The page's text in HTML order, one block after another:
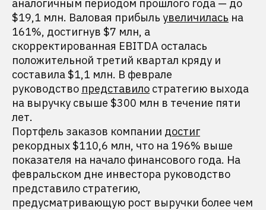
аналогичным периодом прошлого года — до
$19,1 млн. Валовая прибыль увеличилась на
161%, достигнув $7 млн, а
скорректированная EBITDA осталась
положительной третий квартал кряду и
составила $1,1 млн. В феврале
руководство представило стратегию выхода
на выручку свыше $300 млн в течение пяти
лет.
Портфель заказов компании достиг
рекордных $110,6 млн, что на 196% выше
показателя на начало финансового года. На
февральском дне инвестора руководство
представило стратегию,
предусматривающую рост выручки более чем